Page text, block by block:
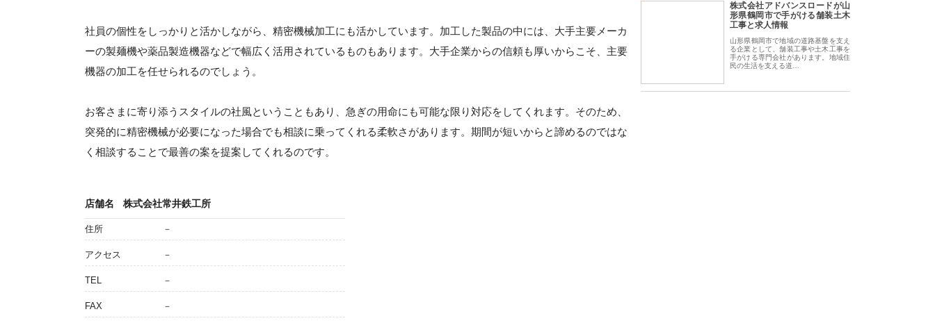
社員の個性をしっかりと活かしながら、精密機械加工にも活かしています。加工した製品の中には、大手主要メーカ
ーの製麺機や薬品製造機器などで幅広く活用されているものもあります。大手企業からの信頼も厚いからこそ、主要
機器の加工を任せられるのでしょう。
お客さまに寄り添うスタイルの社風ということもあり、急ぎの用命にも可能な限り対応をしてくれます。そのため、
突発的に精密機械が必要になった場合でも相談に乗ってくれる柔軟さがあります。期間が短いからと諦めるのではな
く相談することで最善の案を提案してくれるのです。
店舗名 株式会社常井鉄工所
住所 －
アクセス －
TEL －
FAX －
株式会社アドバンスロードが山
形県鶴岡市で手がける舗装土木
工事と求人情報
山形県鶴岡市で地域の道路基盤を支え
る企業として、舗装工事や土木工事を
手がける専門会社があります。地域住
民の生活を支える道…